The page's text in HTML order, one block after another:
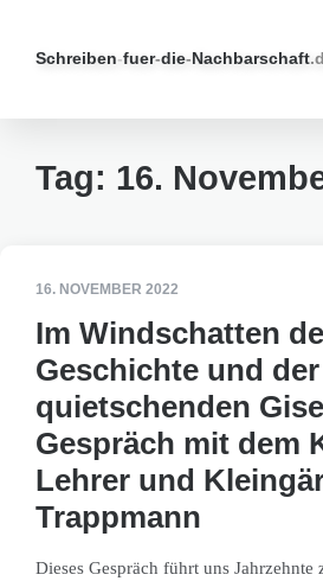
Schreiben-fuer-die- Nachbarschaft
Tag: 16.
16. NOVEMBER 2022
Im Windschatten
Geschichte und der
quietschenden
Gespräch mit dem
Lehrer und
Trappmann
Dieses Gespräch führt uns